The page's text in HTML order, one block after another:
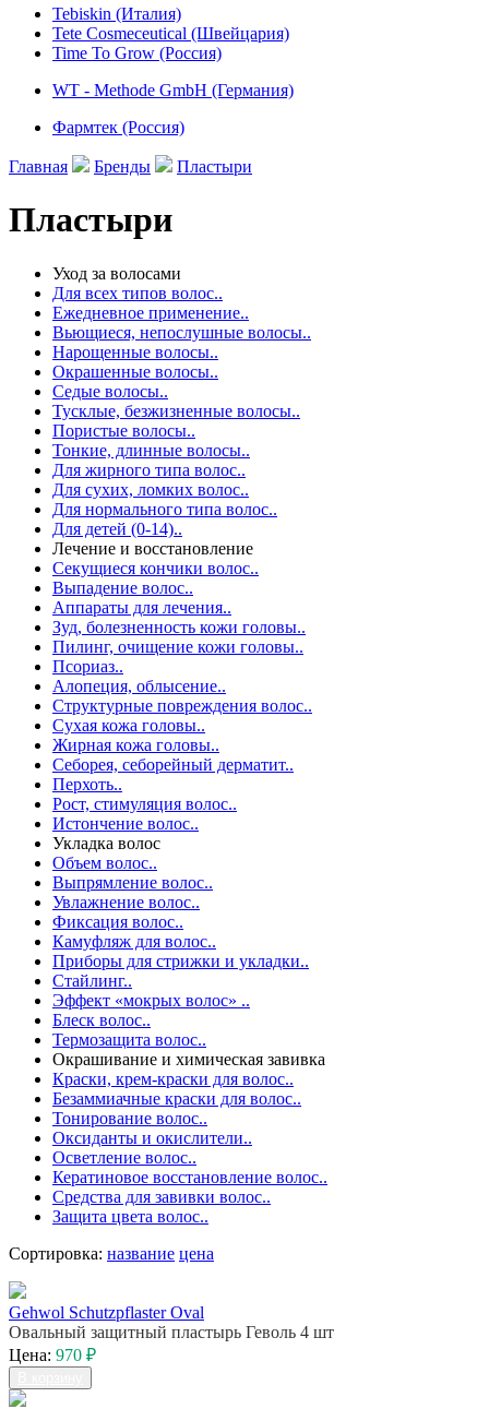
Tebiskin (Италия)
Tete Cosmeceutical (Швейцария)
Time To Grow (Россия)
WT - Methode GmbH (Германия)
Фармтек (Россия)
Главная Бренды Пластыри
Пластыри
Уход за волосами
Для всех типов волос..
Ежедневное применение..
Вьющиеся, непослушные волосы..
Нарощенные волосы..
Окрашенные волосы..
Седые волосы..
Тусклые, безжизненные волосы..
Пористые волосы..
Тонкие, длинные волосы..
Для жирного типа волос..
Для сухих, ломких волос..
Для нормального типа волос..
Для детей (0-14)..
Лечение и восстановление
Секущиеся кончики волос..
Выпадение волос..
Аппараты для лечения..
Зуд, болезненность кожи головы..
Пилинг, очищение кожи головы..
Псориаз..
Алопеция, облысение..
Структурные повреждения волос..
Сухая кожа головы..
Жирная кожа головы..
Себорея, себорейный дерматит..
Перхоть..
Рост, стимуляция волос..
Истончение волос..
Укладка волос
Объем волос..
Выпрямление волос..
Увлажнение волос..
Фиксация волос..
Камуфляж для волос..
Приборы для стрижки и укладки..
Стайлинг..
Эффект «мокрых волос» ..
Блеск волос..
Термозащита волос..
Окрашивание и химическая завивка
Краски, крем-краски для волос..
Безаммиачные краски для волос..
Тонирование волос..
Оксиданты и окислители..
Осветление волос..
Кератиновое восстановление волос..
Средства для завивки волос..
Защита цвета волос..
Сортировка: название цена
Gehwol Schutzpflaster Oval
Овальный защитный пластырь Геволь 4 шт
Цена: 970 ₽